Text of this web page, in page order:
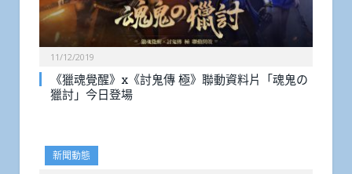
11/12/2019
《獵魂覺醒》x《討鬼傳 極》聯動資料片「魂鬼の
獵討」今日登場
新聞動態